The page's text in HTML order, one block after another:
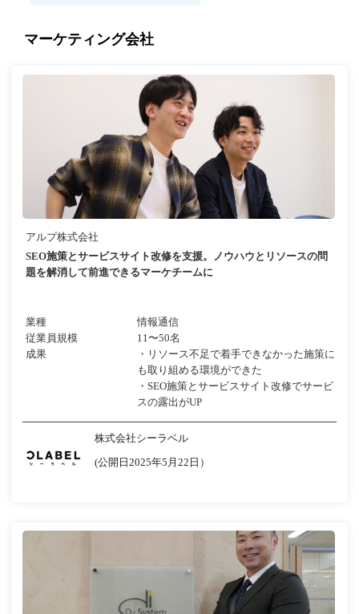
マーケティング会社
アルプ株式会社
SEO施策とサービスサイト改修を支援。ノウハウとリソースの問
題を解消して前進できるマーケチームに
業種
情報通信
従業員規模
11〜50名
成果
・リソース不足で着手できなかった施策に
も取り組める環境ができた
・SEO施策とサービスサイト改修でサービ
スの露出がUP
株式会社シーラベル
(公開日2025年5月22日）